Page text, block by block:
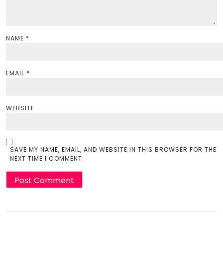
NAME *
EMAIL *
WEBSITE
SAVE MY NAME, EMAIL, AND WEBSITE IN THIS BROWSER FOR THE
NEXT TIME I COMMENT.